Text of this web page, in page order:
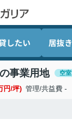
したい 居抜
事業用地 空
円/坪) 管理/共益費 -